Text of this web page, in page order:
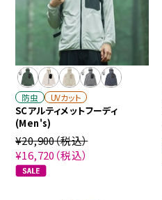
防虫 UVカット
SCアルティメットフーディ
(Men's)
¥20,900（税込）
¥16,720 （税込）